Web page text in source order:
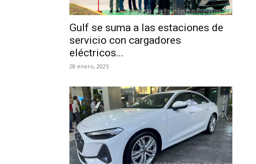
Gulf se suma a las estaciones de
servicio con cargadores
eléctricos...
28 enero, 2025